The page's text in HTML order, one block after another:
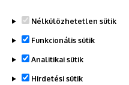
Számításelmélet, INBK431
Legutóbbi frissítés: 2023. 01.
Nélkülözhetetlen sütik
Funkcionális sütik
Analitikai sütik
Hirdetési sütik